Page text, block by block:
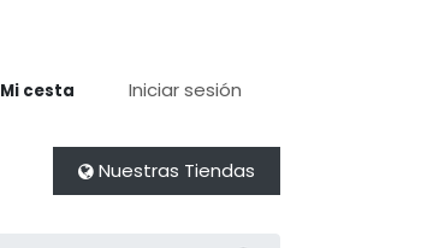
Mi cesta Iniciar sesión
Nuestras Tiendas